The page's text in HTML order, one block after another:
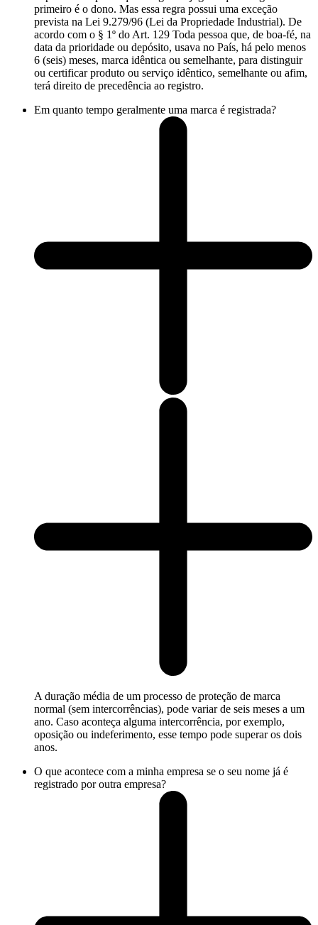
primeiro é o dono. Mas essa regra possui uma exceção
prevista na Lei 9.279/96 (Lei da Propriedade Industrial). De
acordo com o § 1º do Art. 129 Toda pessoa que, de boa-fé, na
data da prioridade ou depósito, usava no País, há pelo menos
6 (seis) meses, marca idêntica ou semelhante, para distinguir
ou certificar produto ou serviço idêntico, semelhante ou afim,
terá direito de precedência ao registro.
Em quanto tempo geralmente uma marca é registrada?
A duração média de um processo de proteção de marca
normal (sem intercorrências), pode variar de seis meses a um
ano. Caso aconteça alguma intercorrência, por exemplo,
oposição ou indeferimento, esse tempo pode superar os dois
anos.
O que acontece com a minha empresa se o seu nome já é
registrado por outra empresa?